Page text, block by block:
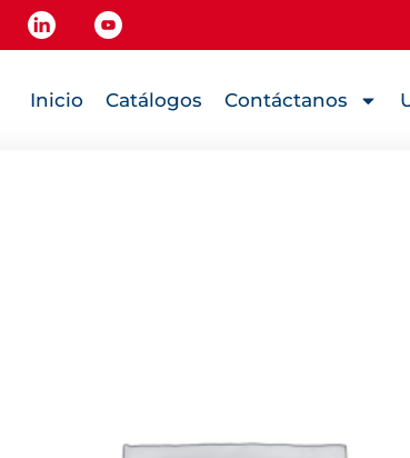
Inicio Catálogos Contáctanos